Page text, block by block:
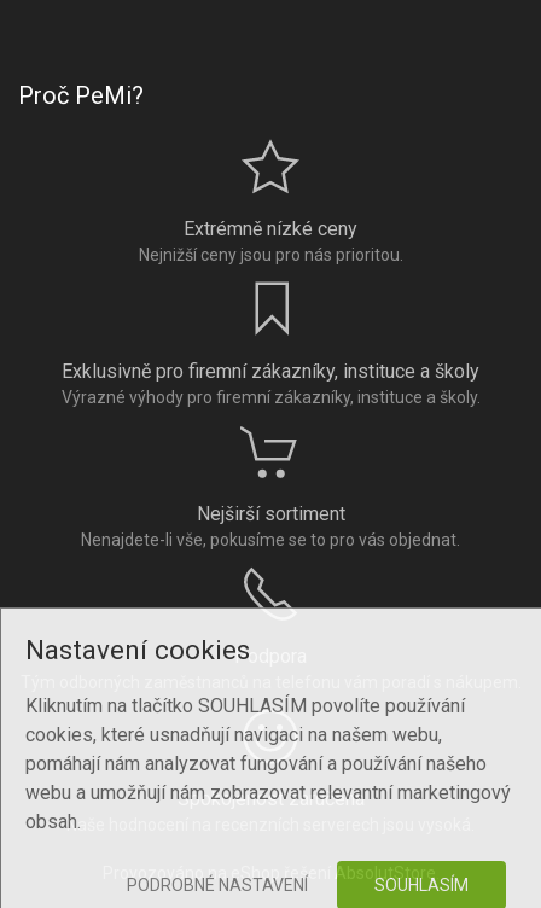
Nastavení cookies
Kliknutím na tlačítko SOUHLASÍM povolíte používání
cookies, které usnadňují navigaci na našem webu,
pomáhají nám analyzovat fungování a používání našeho
webu a umožňují nám zobrazovat relevantní marketingový
obsah.
PODROBNÉ NASTAVENÍ SOUHLASÍM
Proč PeMi?
Extrémně nízké ceny
Nejnižší ceny jsou pro nás prioritou.
Exklusivně pro firemní zákazníky, instituce a školy
Výrazné výhody pro firemní zákazníky, instituce a školy.
Nejširší sortiment
Nenajdete-li vše, pokusíme se to pro vás objednat.
Podpora
Spokojenost zaručena
Naše hodnocení na recenzních serverech jsou vysoká.
Provozováno na eShop řešení